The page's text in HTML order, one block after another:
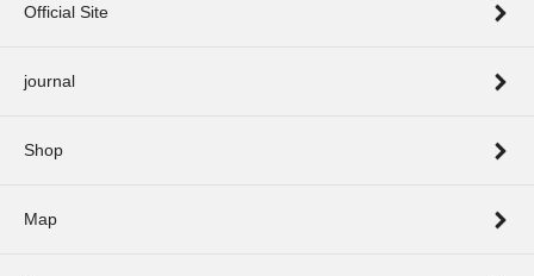
Official Site
journal
Shop
Map